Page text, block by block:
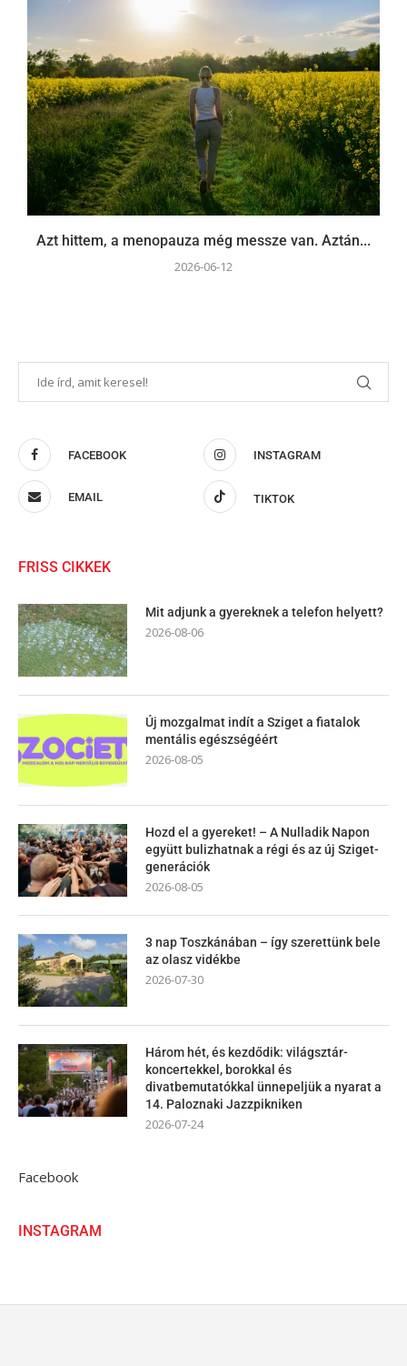
Azt hittem, a menopauza még messze van. Aztán...
2026-06-12
FACEBOOK INSTAGRAM
EMAIL TIKTOK
FRISS CIKKEK
Mit adjunk a gyereknek a telefon helyett?
2026-08-06
Új mozgalmat indít a Sziget a fiatalok
mentális egészségéért
2026-08-05
Hozd el a gyereket! – A Nulladik Napon
együtt bulizhatnak a régi és az új Sziget-
generációk
2026-08-05
3 nap Toszkánában – így szerettünk bele
az olasz vidékbe
2026-07-30
Három hét, és kezdődik: világsztár-
koncertekkel, borokkal és
divatbemutatókkal ünnepeljük a nyarat a
14. Paloznaki Jazzpikniken
2026-07-24
Facebook
INSTAGRAM